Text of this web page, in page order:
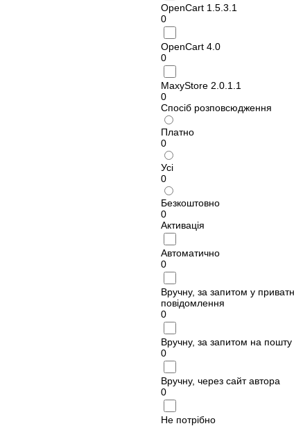
OpenCart 1.5.3.1
0
OpenCart 4.0
0
MaxyStore 2.0.1.1
0
Спосіб розповсюдження
Платно
0
Усі
0
Безкоштовно
0
Активація
Автоматично
0
Вручну, за запитом у
повідомлення
0
Вручну, за запитом на пошту
0
Вручну, через сайт автора
0
Не потрібно